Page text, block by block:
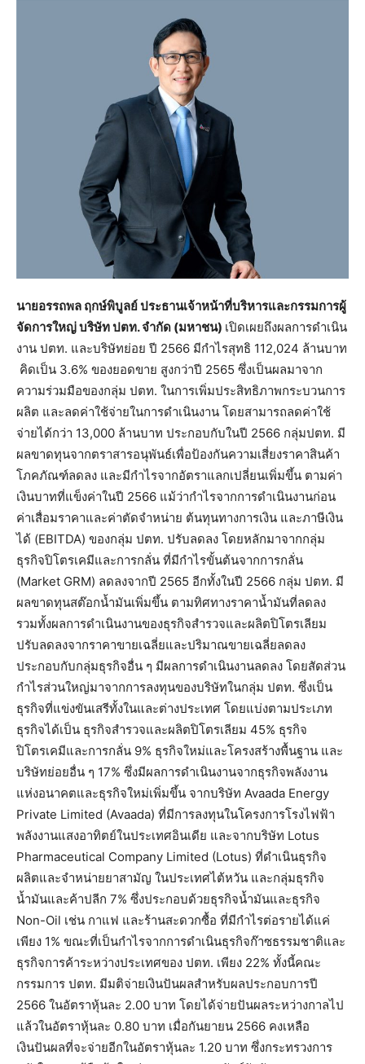
นายอรรถพล ฤกษ์พิบูลย์ ประธานเจ้าหน้าที่บริหารและกรรมการผู้
จัดการใหญ่ บริษัท ปตท. จำกัด (มหาชน) เปิดเผยถึงผลการดำเนิน
งาน ปตท. และบริษัทย่อย ปี 2566 มีกำไรสุทธิ 112,024 ล้านบาท
คิดเป็น 3.6% ของยอดขาย สูงกว่าปี 2565 ซึ่งเป็นผลมาจาก
ความร่วมมือของกลุ่ม ปตท. ในการเพิ่มประสิทธิภาพกระบวนการ
ผลิต และลดค่าใช้จ่ายในการดำเนินงาน โดยสามารถลดค่าใช้
จ่ายได้กว่า 13,000 ล้านบาท ประกอบกับในปี 2566 กลุ่มปตท. มี
ผลขาดทุนจากตราสารอนุพันธ์เพื่อป้องกันความเสี่ยงราคาสินค้า
โภคภัณฑ์ลดลง และมีกำไรจากอัตราแลกเปลี่ยนเพิ่มขึ้น ตามค่า
เงินบาทที่แข็งค่าในปี 2566 แม้ว่ากำไรจากการดำเนินงานก่อน
ค่าเสื่อมราคาและค่าตัดจำหน่าย ต้นทุนทางการเงิน และภาษีเงิน
ได้ (EBITDA) ของกลุ่ม ปตท. ปรับลดลง โดยหลักมาจากกลุ่ม
ธุรกิจปิโตรเคมีและการกลั่น ที่มีกำไรขั้นต้นจากการกลั่น
(Market GRM) ลดลงจากปี 2565 อีกทั้งในปี 2566 กลุ่ม ปตท. มี
ผลขาดทุนสต๊อกน้ำมันเพิ่มขึ้น ตามทิศทางราคาน้ำมันที่ลดลง
รวมทั้งผลการดำเนินงานของธุรกิจสำรวจและผลิตปิโตรเลียม
ปรับลดลงจากราคาขายเฉลี่ยและปริมาณขายเฉลี่ยลดลง
ประกอบกับกลุ่มธุรกิจอื่น ๆ มีผลการดำเนินงานลดลง โดยสัดส่วน
กำไรส่วนใหญ่มาจากการลงทุนของบริษัทในกลุ่ม ปตท. ซึ่งเป็น
ธุรกิจที่แข่งขันเสรีทั้งในและต่างประเทศ โดยแบ่งตามประเภท
ธุรกิจได้เป็น ธุรกิจสำรวจและผลิตปิโตรเลียม 45% ธุรกิจ
ปิโตรเคมีและการกลั่น 9% ธุรกิจใหม่และโครงสร้างพื้นฐาน และ
บริษัทย่อยอื่น ๆ 17% ซึ่งมีผลการดำเนินงานจากธุรกิจพลังงาน
แห่งอนาคตและธุรกิจใหม่เพิ่มขึ้น จากบริษัท Avaada Energy
Private Limited (Avaada) ที่มีการลงทุนในโครงการโรงไฟฟ้า
พลังงานแสงอาทิตย์ในประเทศอินเดีย และจากบริษัท Lotus
Pharmaceutical Company Limited (Lotus) ที่ดำเนินธุรกิจ
ผลิตและจำหน่ายยาสามัญ ในประเทศไต้หวัน และกลุ่มธุรกิจ
น้ำมันและค้าปลีก 7% ซึ่งประกอบด้วยธุรกิจน้ำมันและธุรกิจ
Non-Oil เช่น กาแฟ และร้านสะดวกซื้อ ที่มีกำไรต่อรายได้แค่
เพียง 1% ขณะที่เป็นกำไรจากการดำเนินธุรกิจก๊าซธรรมชาติและ
ธุรกิจการค้าระหว่างประเทศของ ปตท. เพียง 22% ทั้งนี้คณะ
กรรมการ ปตท. มีมติจ่ายเงินปันผลสำหรับผลประกอบการปี
2566 ในอัตราหุ้นละ 2.00 บาท โดยได้จ่ายปันผลระหว่างกาลไป
แล้วในอัตราหุ้นละ 0.80 บาท เมื่อกันยายน 2566 คงเหลือ
เงินปันผลที่จะจ่ายอีกในอัตราหุ้นละ 1.20 บาท ซึ่งกระทรวงการ